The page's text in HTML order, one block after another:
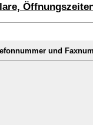
und